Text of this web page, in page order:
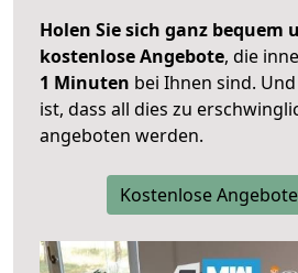
Holen Sie sich ganz bequem
kostenlose Angebote, die
1 Minuten bei Ihnen sind.
ist, dass all dies zu
angeboten werden.
Kostenlose